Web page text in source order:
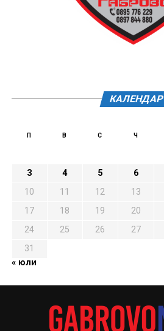
КАЛЕНДАР
П В С Ч
3
4 5 6
10
11 12 13
17
18 19 20
24
25 26 27
31
« юли